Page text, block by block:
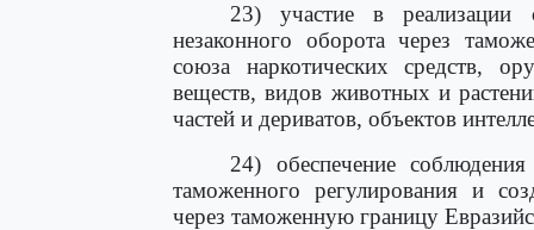
23) участие в реализации
незаконного оборота через
союза наркотических средств,
веществ, видов животных и
частей и дериватов, объектов
24) обеспечение
таможенного регулирования и
через таможенную границу